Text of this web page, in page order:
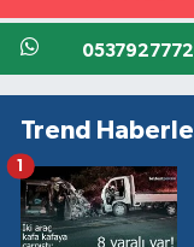
Trend
1